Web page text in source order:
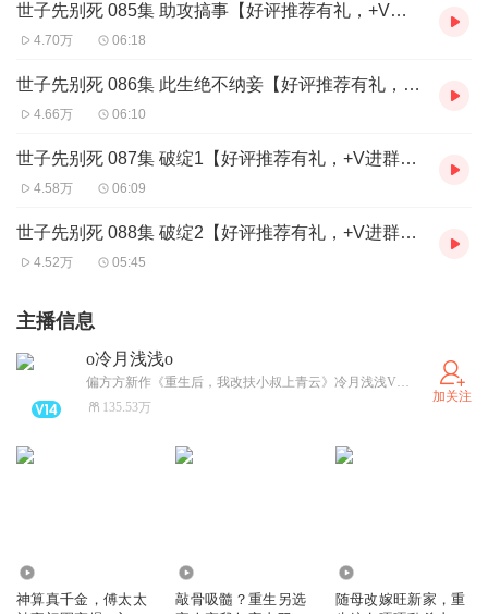
世子先别死 085集 助攻搞事【好评推荐有礼，+V进群参与：xm-qqxzl】
4.70万 06:18
世子先别死 086集 此生绝不纳妾【好评推荐有礼，+V进群参与：xm-qqxzl】
4.66万 06:10
世子先别死 087集 破绽1【好评推荐有礼，+V进群参与：xm-qqxzl】
4.58万 06:09
世子先别死 088集 破绽2【好评推荐有礼，+V进群参与：xm-qqxzl】
4.52万 05:45
主播信息
o冷月浅浅o
偏方方新作《重生后，我改扶小叔上青云》冷月浅浅VS倔强的小红领衔，正在筹备中敬请期待
135.53万
加关注
神算真千金，傅太太
敲骨吸髓？重生另选
随母改嫁旺新家，重